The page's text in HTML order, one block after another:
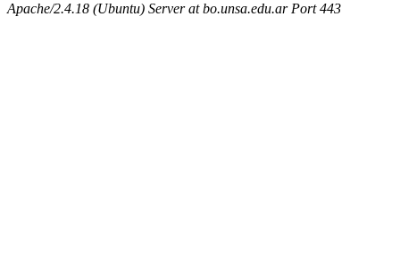
Apache/2.4.18 (Ubuntu) Server at bo.unsa.edu.ar Port 443